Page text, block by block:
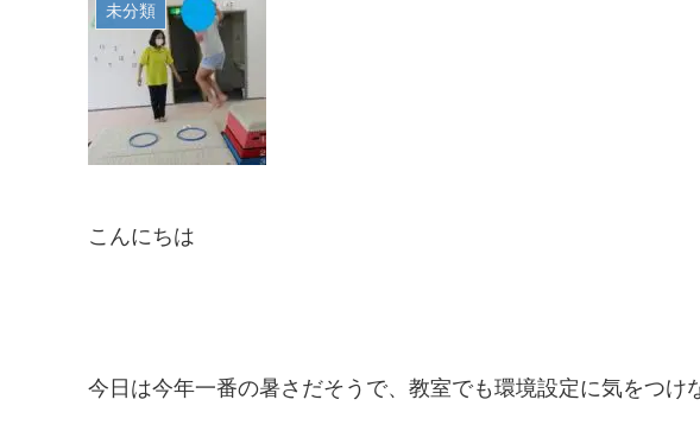
未分類
こんにちは
今日は今年一番の暑さだそうで、教室でも環境設定に気をつけ